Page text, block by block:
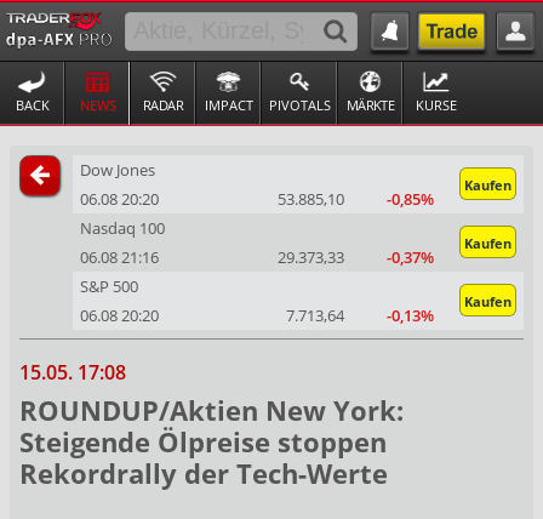
BACK NEWS RADAR IMPACT PIVOTALS MÄRKTE KURSE
Dow Jones
Kaufen
06.08 20:20 53.885,10
-0,85%
Nasdaq 100
Kaufen
06.08 21:16 29.373,33
-0,37%
S&P 500
Kaufen
06.08 20:20 7.713,64 -0,13%
15.05. 17:08
ROUNDUP/Aktien New York:
Steigende Ölpreise stoppen
Rekordrally der Tech-Werte